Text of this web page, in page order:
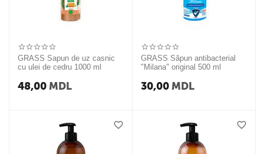
GRASS Sapun de uz casnic
cu ulei de cedru 1000 ml
48,00 MDL
GRASS Săpun antibacterial
"Milana" original 500 ml
30,00 MDL